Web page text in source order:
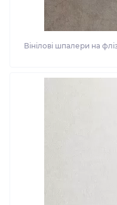
Вінілові шпалери на